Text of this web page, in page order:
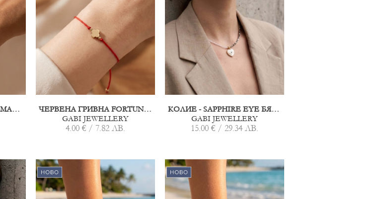
ЧЕРВЕНА ГРИВНА С ХЕМАТИТ СЪРЦЕ
ЧЕРВЕНА ГРИВНА FORTUNA ХЕМАТИТ
GABI JEWELLERY
4.00 € / 7.82 ЛВ.
КОЛИЕ - SAPPHIRE EYE БЯЛО
GABI JEWELLERY
15.00 € / 29.34 ЛВ.